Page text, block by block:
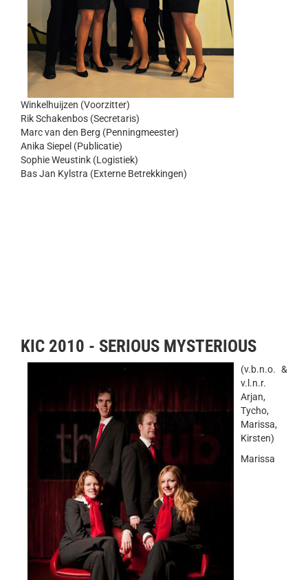
Winkelhuijzen (Voorzitter)
Rik Schakenbos (Secretaris)
Marc van den Berg (Penningmeester)
Anika Siepel (Publicatie)
Sophie Weustink (Logistiek)
Bas Jan Kylstra (Externe Betrekkingen)
KIC 2010 - SERIOUS MYSTERIOUS
(v.b.n.o. &
v.l.n.r.
Arjan,
Tycho,
Marissa,
Kirsten)
Marissa